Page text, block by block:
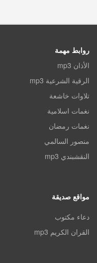
روابط مهمة
الأذان mp3
الرقية الشرعية mp3
تلاوات خاشعة
نغمات اسلامية
نغمات رمضان
منصور السالمي
النقشبندي mp3
مواقع صديقة
دعاء مكتوب
القران الكريم mp3